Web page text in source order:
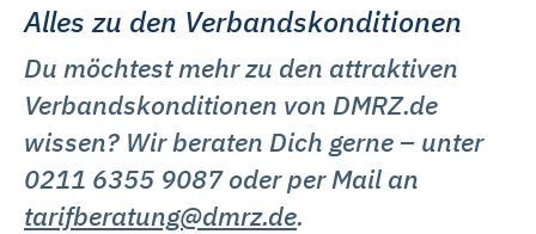
Alles zu den Verbandskonditionen
Du möchtest mehr zu den attraktiven
Verbandskonditionen von DMRZ.de
wissen? Wir beraten Dich gerne – unter
0211 6355 9087 oder per Mail an
tarifberatung@dmrz.de.